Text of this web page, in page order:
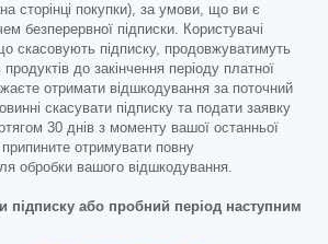
на сторінці покупки), за умови, що ви є
безперервної підписки. Користувачі
скасовують підписку, продовжуватимуть
до закінчення періоду платної
отримати відшкодування за поточний
скасувати підписку та подати заявку
30 днів з моменту вашої останньої
припините отримувати повну
обробки вашого відшкодування.
підписку або пробний період наступним